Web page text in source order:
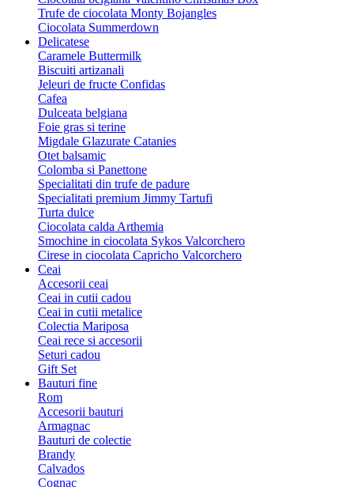
Trufe de ciocolata Monty Bojangles
Ciocolata Summerdown
Delicatese
Caramele Buttermilk
Biscuiti artizanali
Jeleuri de fructe Confidas
Cafea
Dulceata belgiana
Foie gras si terine
Migdale Glazurate Catanies
Otet balsamic
Colomba si Panettone
Specialitati din trufe de padure
Specialitati premium Jimmy Tartufi
Turta dulce
Ciocolata calda Arthemia
Smochine in ciocolata Sykos Valcorchero
Cirese in ciocolata Capricho Valcorchero
Ceai
Accesorii ceai
Ceai in cutii cadou
Ceai in cutii metalice
Colectia Mariposa
Ceai rece si accesorii
Seturi cadou
Gift Set
Bauturi fine
Rom
Accesorii bauturi
Armagnac
Bauturi de colectie
Brandy
Calvados
Cognac